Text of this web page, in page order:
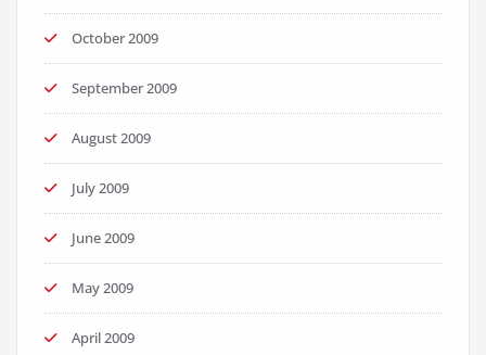
October 2009
September 2009
August 2009
July 2009
June 2009
May 2009
April 2009